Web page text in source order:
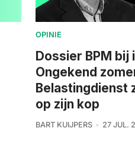
OPINIE
Dossier BPM bij
Ongekend
Belastingdienst
op zijn kop
BART KUIJPERS 27 JUL.